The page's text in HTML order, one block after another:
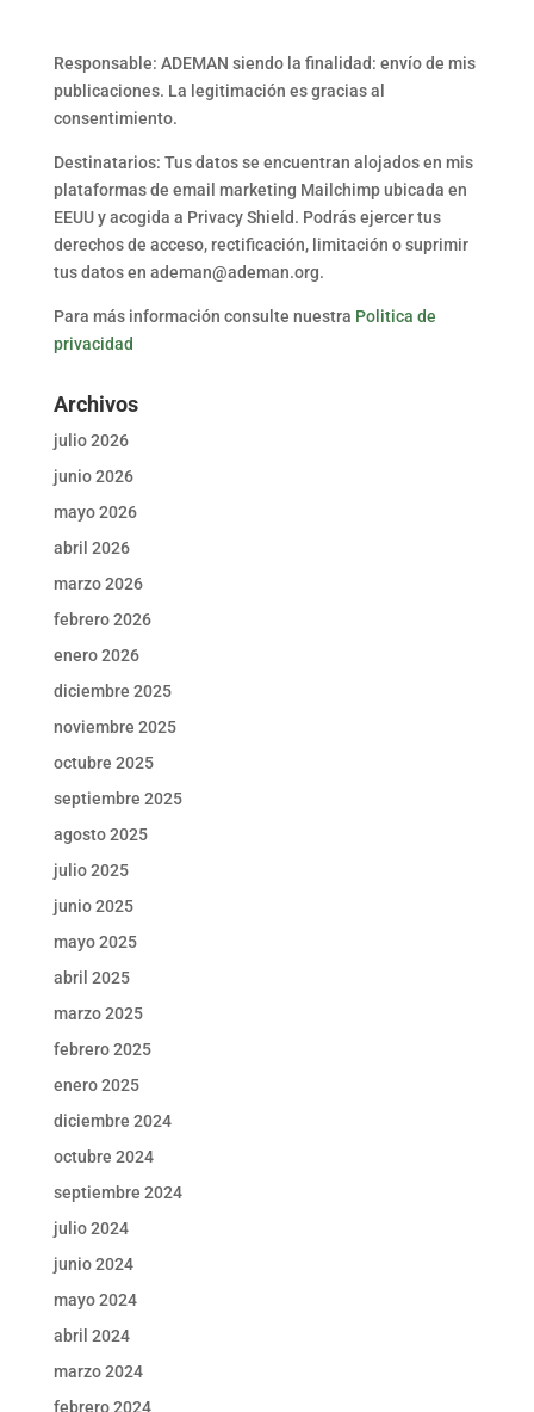
Responsable: ADEMAN siendo la finalidad: envío de mis
publicaciones. La legitimación es gracias al
consentimiento.
Destinatarios: Tus datos se encuentran alojados en mis
plataformas de email marketing Mailchimp ubicada en
EEUU y acogida a Privacy Shield. Podrás ejercer tus
derechos de acceso, rectificación, limitación o suprimir
tus datos en ademan@ademan.org.
Para más información consulte nuestra Politica de
privacidad
Archivos
julio 2026
junio 2026
mayo 2026
abril 2026
marzo 2026
febrero 2026
enero 2026
diciembre 2025
noviembre 2025
octubre 2025
septiembre 2025
agosto 2025
julio 2025
junio 2025
mayo 2025
abril 2025
marzo 2025
febrero 2025
enero 2025
diciembre 2024
octubre 2024
septiembre 2024
julio 2024
junio 2024
mayo 2024
abril 2024
marzo 2024
febrero 2024